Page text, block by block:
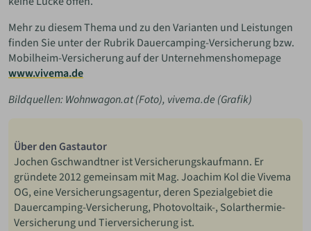
Mehr zu diesem Thema und zu den Varianten und Leistungen
finden Sie unter der Rubrik Dauercamping-Versicherung bzw.
Mobilheim-Versicherung auf der Unternehmenshomepage
www.vivema.de
Bildquellen: Wohnwagon.at (Foto), vivema.de (Grafik)
Über den Gastautor
Jochen Gschwandtner ist Versicherungskaufmann. Er
gründete 2012 gemeinsam mit Mag. Joachim Kol die Vivema
OG, eine Versicherungsagentur, deren Spezialgebiet die
Dauercamping-Versicherung, Photovoltaik-, Solarthermie-
Versicherung und Tierversicherung ist.